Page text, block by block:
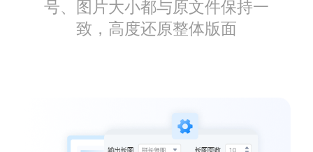
号、图片大小都与原文件保持一
致，高度还原整体版面